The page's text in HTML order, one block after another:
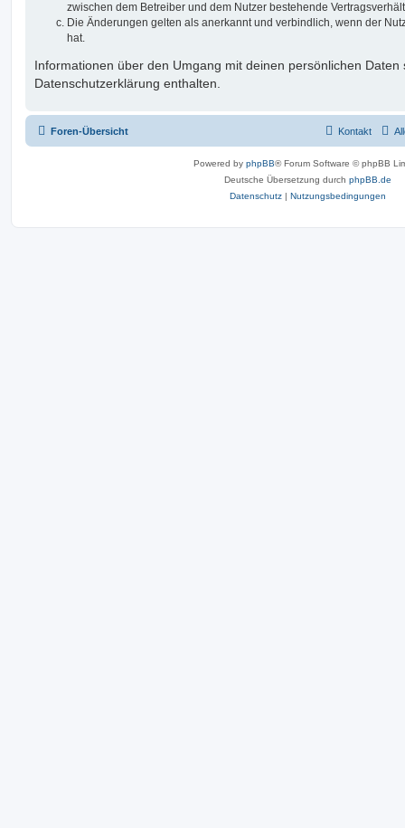
zwischen dem Betreiber und dem Nutzer bestehende
Die Änderungen gelten als anerkannt und verbindlich, wenn der
hat.
Informationen über den Umgang mit deinen persönlichen Daten
Datenschutzerklärung enthalten.
Foren-Übersicht Kontakt
Powered by phpBB® Forum Software © phpBB
Deutsche Übersetzung durch phpBB.de
Datenschutz | Nutzungsbedingungen